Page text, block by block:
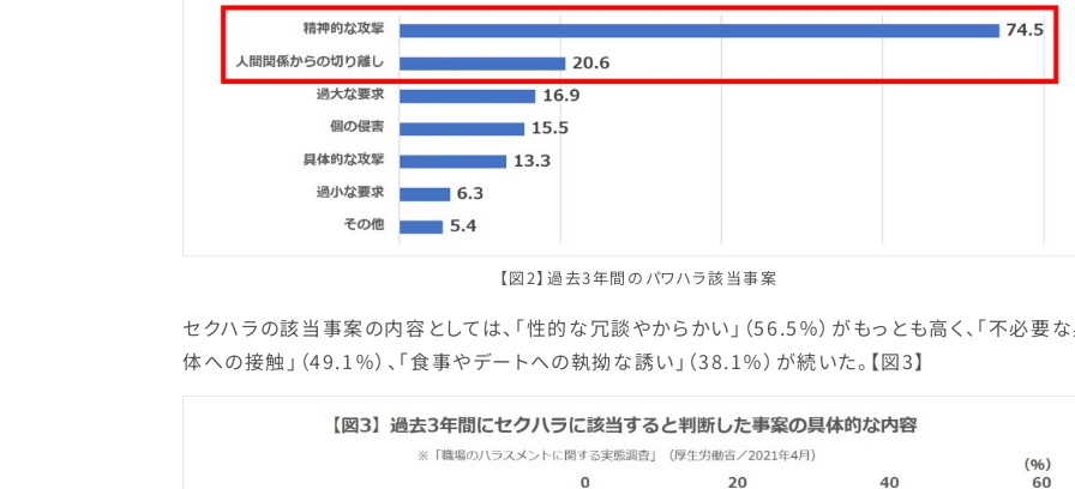
【図2】過去3年間のパワハラ該当事案
セクハラの該当事案の内容としては、「性的な冗談やからかい」（56.5％）がもっとも高く、「不必要
体への接触」（49.1％）、「食事やデートへの執拗な誘い」（38.1％）が続いた。【図3】